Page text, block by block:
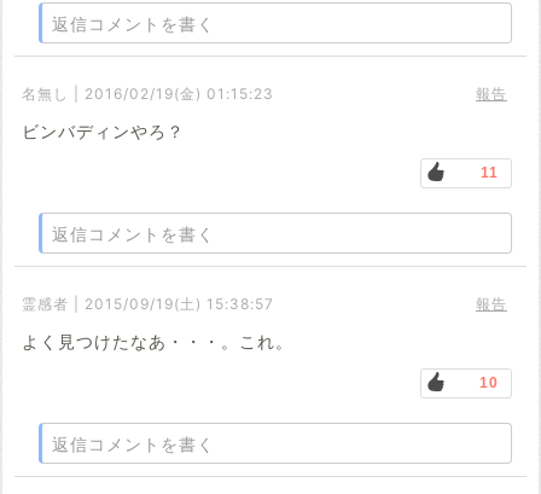
返信コメントを書く
名無し | 2016/02/19(金) 01:15:23 報告
ビンバディンやろ？
11
返信コメントを書く
霊感者 | 2015/09/19(土) 15:38:57 報告
よく見つけたなあ・・・。これ。
10
返信コメントを書く